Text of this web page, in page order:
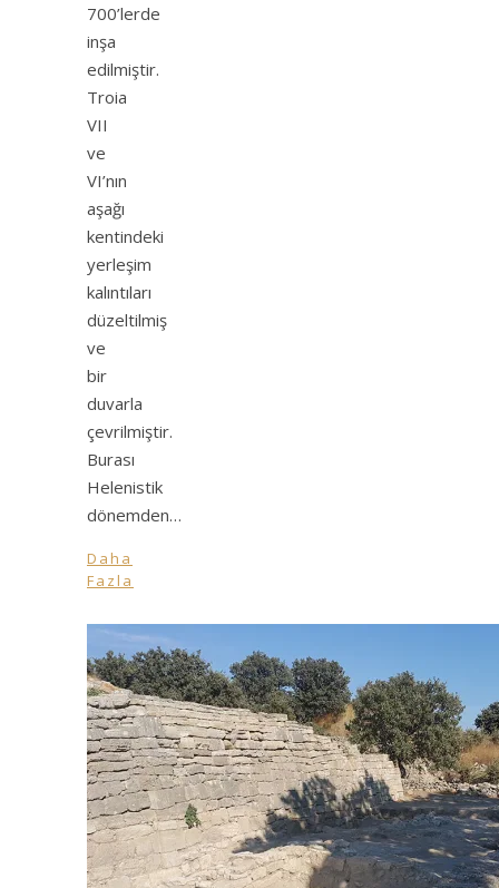
700’lerde
inşa
edilmiştir.
Troia
VII
ve
VI’nın
aşağı
kentindeki
yerleşim
kalıntıları
düzeltilmiş
ve
bir
duvarla
çevrilmiştir.
Burası
Helenistik
dönemden…
Daha
Fazla